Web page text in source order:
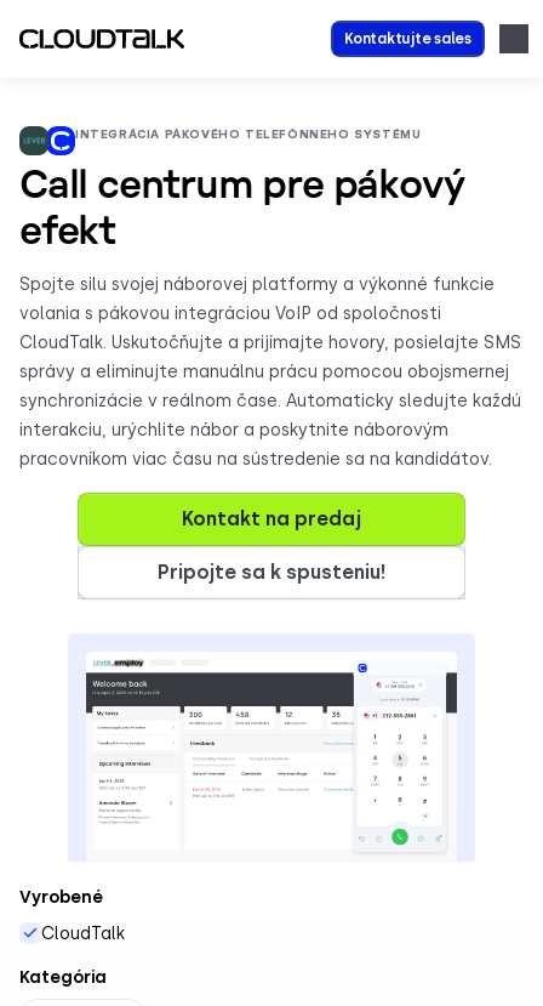
Kontaktujte sales
INTEGRÁCIA PÁKOVÉHO TELEFÓNNEHO SYSTÉMU
Call centrum pre pákový
efekt
Spojte silu svojej náborovej platformy a výkonné funkcie
volania s pákovou integráciou VoIP od spoločnosti
CloudTalk. Uskutočňujte a prijímajte hovory, posielajte SMS
správy a eliminujte manuálnu prácu pomocou obojsmernej
synchronizácie v reálnom čase. Automaticky sledujte každú
interakciu, urýchlite nábor a poskytnite náborovým
pracovníkom viac času na sústredenie sa na kandidátov.
Kontakt na predaj
Pripojte sa k spusteniu!
Vyrobené
CloudTalk
Kategória